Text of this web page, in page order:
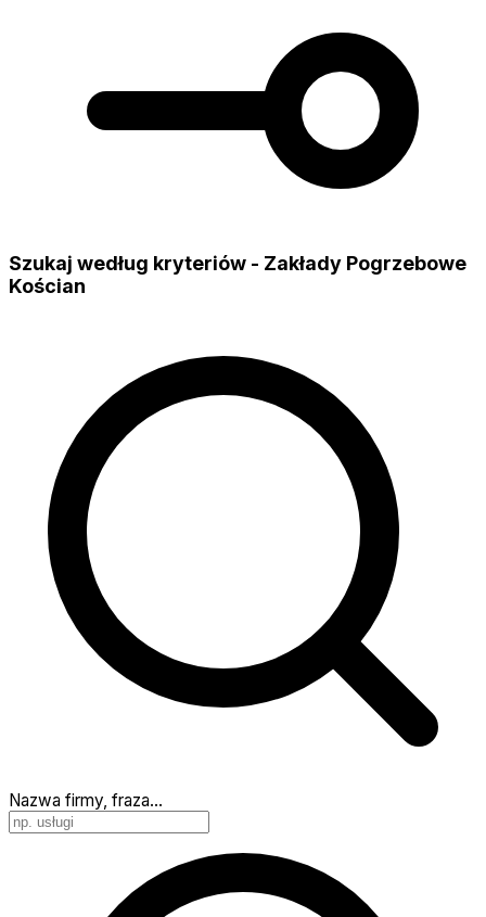
Szukaj według kryteriów - Zakłady Pogrzebowe
Kościan
Nazwa firmy, fraza…